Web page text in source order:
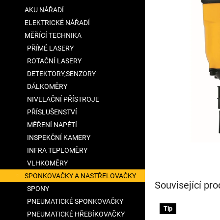
AKU NÁŘADÍ
ELEKTRICKÉ NÁŘADÍ
MĚŘÍCÍ TECHNIKA
PŘÍMÉ LASERY
ROTAČNÍ LASERY
DETEKTORY,SENZORY
DÁLKOMĚRY
NIVELAČNÍ PŘÍSTROJE
PŘÍSLUŠENSTVÍ
MĚŘENÍ NAPĚTÍ
INSPEKČNÍ KAMERY
INFRA TEPLOMĚRY
VLHKOMĚRY
SPONKOVAČKY A NASTŘELOVAČKY
SPONY
PNEUMATICKÉ SPONKOVAČKY
PNEUMATICKÉ HŘEBÍKOVAČKY
hvězdiček.
Související
Tip